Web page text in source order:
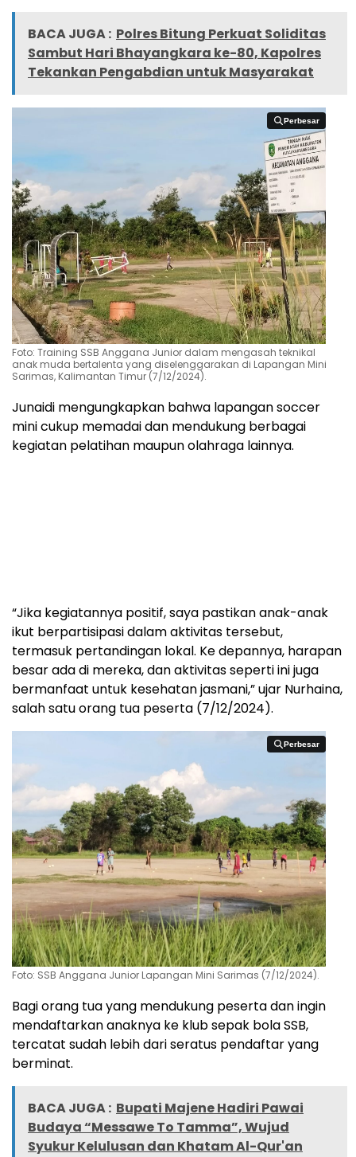
BACA JUGA : Polres Bitung Perkuat Soliditas
Sambut Hari Bhayangkara ke-80, Kapolres
Tekankan Pengabdian untuk Masyarakat
Perbesar
Perbesar
Foto: Training SSB Anggana Junior dalam mengasah teknikal
anak muda bertalenta yang diselenggarakan di Lapangan Mini
Sarimas, Kalimantan Timur (7/12/2024).
Junaidi mengungkapkan bahwa lapangan soccer
mini cukup memadai dan mendukung berbagai
kegiatan pelatihan maupun olahraga lainnya.
“Jika kegiatannya positif, saya pastikan anak-anak
ikut berpartisipasi dalam aktivitas tersebut,
termasuk pertandingan lokal. Ke depannya, harapan
besar ada di mereka, dan aktivitas seperti ini juga
bermanfaat untuk kesehatan jasmani,” ujar Nurhaina,
salah satu orang tua peserta (7/12/2024).
Perbesar
Perbesar
Foto: SSB Anggana Junior Lapangan Mini Sarimas (7/12/2024).
Bagi orang tua yang mendukung peserta dan ingin
mendaftarkan anaknya ke klub sepak bola SSB,
tercatat sudah lebih dari seratus pendaftar yang
berminat.
BACA JUGA : Bupati Majene Hadiri Pawai
Budaya “Messawe To Tamma”, Wujud
Syukur Kelulusan dan Khatam Al-Qur'an